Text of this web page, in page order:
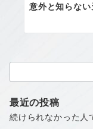
意外と知らない
索：
最近の投稿
続けられなかった人